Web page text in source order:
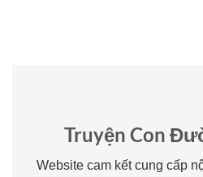
Truyện Con
Website cam kết cung cấp